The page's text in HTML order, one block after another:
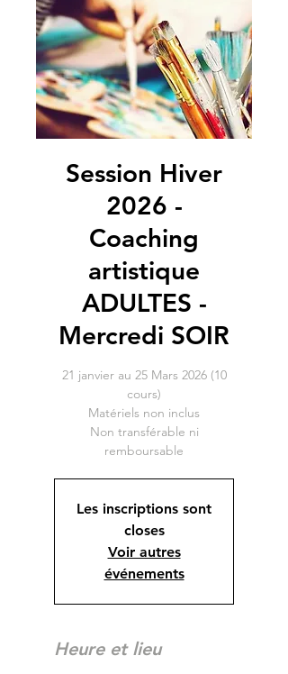
Session Hiver
2026 -
Coaching
artistique
ADULTES -
Mercredi SOIR
21 janvier au 25 Mars 2026 (10
cours)
Matériels non inclus
Non transférable ni
Les inscriptions sont
closes
Voir autres
événements
Heure et lieu